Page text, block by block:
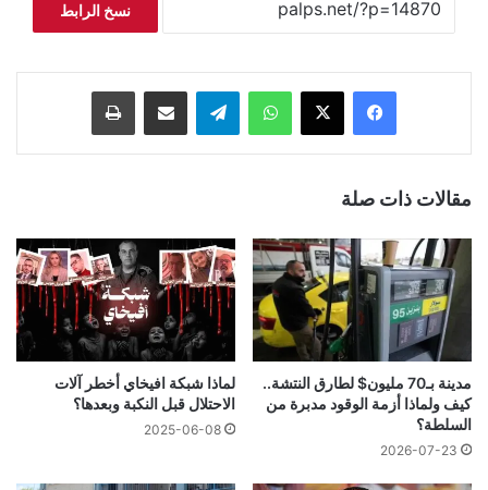
نسخ الرابط
فيسبوك ‫X واتساب تيلقرام مشاركة عبر البريد طباعة
مقالات ذات صلة
مدينة بـ70 مليون$ لطارق النتشة..
كيف ولماذا أزمة الوقود مدبرة من
السلطة؟
2026-07-23
لماذا شبكة افيخاي أخطر آلات
الاحتلال قبل النكبة وبعدها؟
2025-06-08